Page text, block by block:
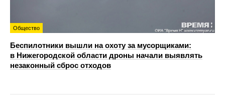
Общество
Беспилотники вышли на охоту за мусорщиками:
в Нижегородской области дроны начали выявлять
незаконный сброс отходов